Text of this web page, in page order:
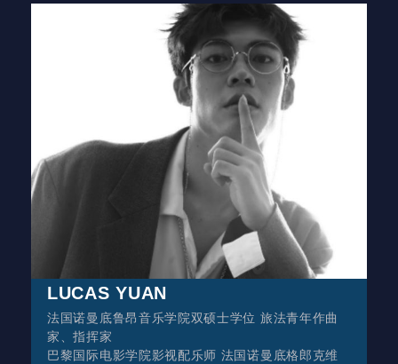
LUCAS YUAN
法国诺曼底鲁昂音乐学院双硕士学位 旅法青年作曲
家、指挥家
巴黎国际电影学院影视配乐师 法国诺曼底格郎克维